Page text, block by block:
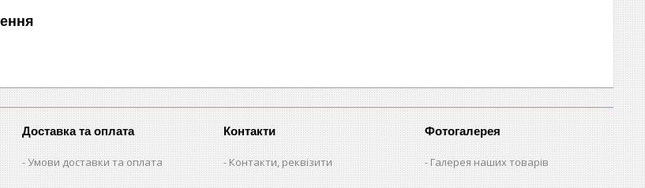
Доставка та оплата
Умови доставки та оплата
Контакти
Контакти, реквізити
Фотогалерея
Галерея наших товарів